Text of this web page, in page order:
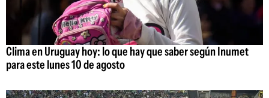
Clima en Uruguay hoy: lo que hay que saber según Inumet
para este lunes 10 de agosto